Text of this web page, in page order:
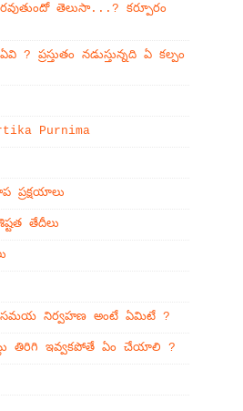
తెలుసా...? కర్పూరం
? ప్రస్తుతం నడుస్తున్నది ఏ కల్పం
Purnima
ప్రక్షయాలు
తేదీలు
నిర్వహణ అంటే ఏమిటే ?
తిరిగి ఇవ్వకపోతే ఏం చేయాలి ?